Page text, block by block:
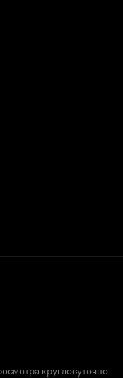
круглосуточно